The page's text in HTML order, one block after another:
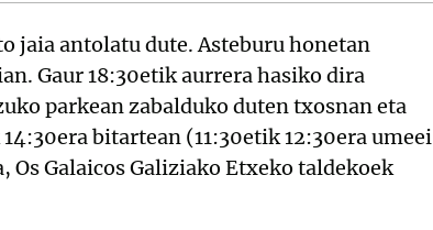
jaia antolatu dute. Asteburu honetan
Gaur 18:30etik aurrera hasiko dira
parkean zabalduko duten txosnan eta
bitartean (11:30etik 12:30era umeei
Galaicos Galiziako Etxeko taldekoek